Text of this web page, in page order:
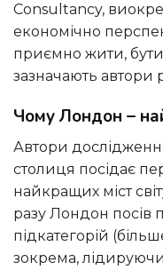
Consultancy,
економічно
приємно жити, бути
зазначають автори
Чому Лондон –
Автори дослідження зазначають, що британська
столиця посідає
найкращих міст
разу Лондон посів
підкатегорій
зокрема,